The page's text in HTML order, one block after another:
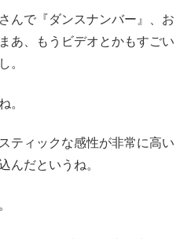
んで『ダンスナンバー』、お
あ、もうビデオとかもすごい
。
。
ティックな感性が非常に高い
んだというね。